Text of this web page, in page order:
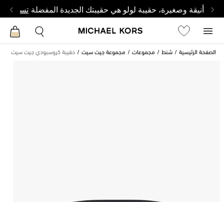
أنيقة وصغيرة، حقيبة لولو هي حقيبتك الجديدة المفضلة تسوق
الصفحة الرئيسية شنط مجموعات مجموعة جيت سيت حقيبة كروسبودي جيت سيت